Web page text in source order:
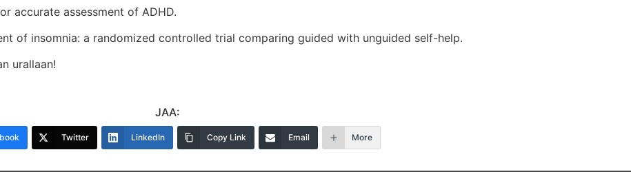
accurate assessment of ADHD.
of insomnia: a randomized controlled trial comparing guided with unguided self-help.
urallaan!
JAA:
Twitter LinkedIn Copy Link Email More